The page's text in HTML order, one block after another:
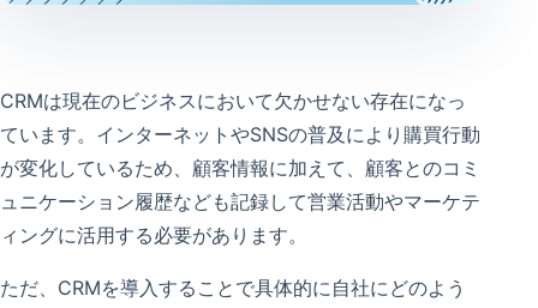
CRMは現在のビジネスにおいて欠かせない存在になっ
ています。インターネットやSNSの普及により購買行動
が変化しているため、顧客情報に加えて、顧客とのコミ
ュニケーション履歴なども記録して営業活動やマーケテ
ィングに活用する必要があります。
ただ、CRMを導入することで具体的に自社にどのよう